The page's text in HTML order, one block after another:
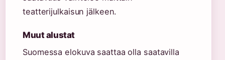
teatterijulkaisun jälkeen.
Muut alustat
Suomessa elokuva saattaa olla saatavilla